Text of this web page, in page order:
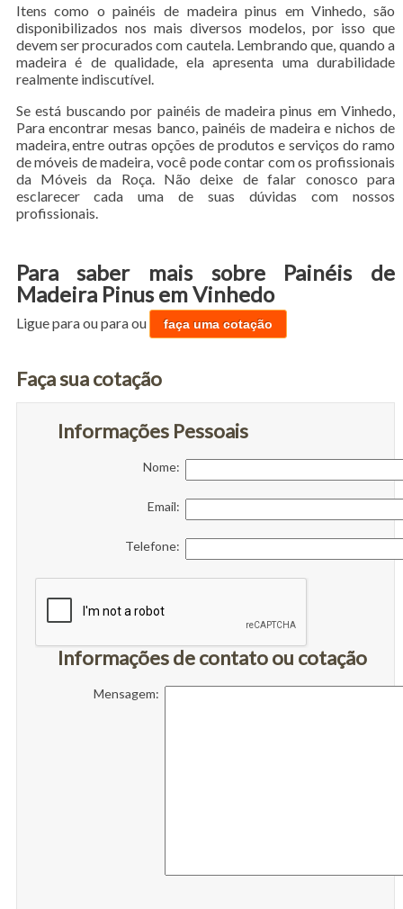
Itens como o painéis de madeira pinus em Vinhedo, são
disponibilizados nos mais diversos modelos, por isso que
devem ser procurados com cautela. Lembrando que, quando a
madeira é de qualidade, ela apresenta uma durabilidade
realmente indiscutível.
Se está buscando por painéis de madeira pinus em Vinhedo,
Para encontrar mesas banco, painéis de madeira e nichos de
madeira, entre outras opções de produtos e serviços do ramo
de móveis de madeira, você pode contar com os profissionais
da Móveis da Roça. Não deixe de falar conosco para
esclarecer cada uma de suas dúvidas com nossos
profissionais.
Para saber mais sobre Painéis de
Madeira Pinus em Vinhedo
Ligue paraou paraou faça uma cotação
Faça sua cotação
Informações Pessoais
Nome:
Email:
Telefone:
Informações de contato ou cotação
Mensagem: